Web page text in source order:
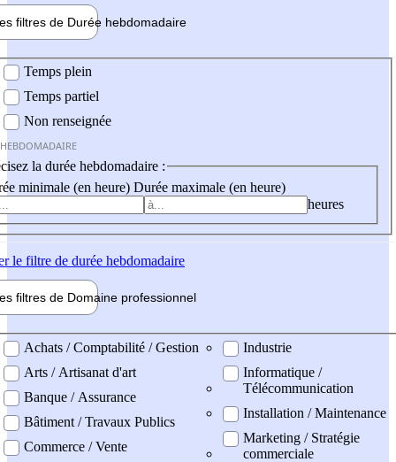
filtres de Durée hebdomadaire
Temps plein
Temps partiel
Non renseignée
la durée hebdomadaire :
minimale (en heure) Durée maximale (en heure)
heures
le filtre de durée hebdomadaire
filtres de Domaine professionnel
professionel
Achats / Comptabilité / Gestion
Arts / Artisanat d'art
Banque / Assurance
Bâtiment / Travaux Publics
Commerce / Vente
Industrie
Informatique /
Télécommunication
Installation / Maintenance
Marketing / Stratégie
commerciale